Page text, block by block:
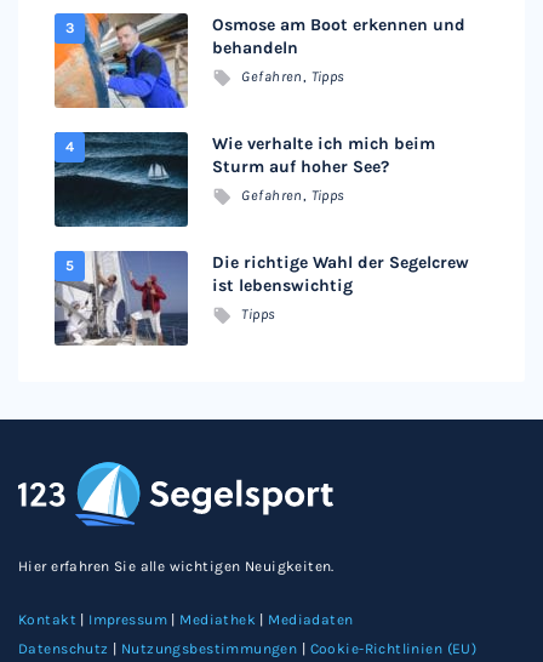
Osmose am Boot erkennen und
behandeln
Gefahren, Tipps
Wie verhalte ich mich beim
Sturm auf hoher See?
Gefahren, Tipps
Die richtige Wahl der Segelcrew
ist lebenswichtig
Tipps
Hier erfahren Sie alle wichtigen Neuigkeiten.
Kontakt | Impressum | Mediathek | Mediadaten
Datenschutz | Nutzungsbestimmungen | Cookie-Richtlinien (EU)